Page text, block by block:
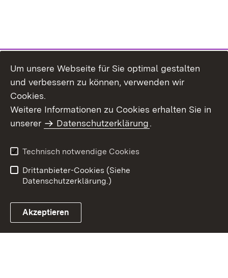
Um unsere Webseite für Sie optimal gestalten
und verbessern zu können, verwenden wir
Cookies.
Weitere Informationen zu Cookies erhalten Sie in
unserer
Datenschutzerklärung.
Technisch notwendige Cookies
Drittanbieter-Cookies (Siehe
Datenschutzerklärung.)
Akzeptieren